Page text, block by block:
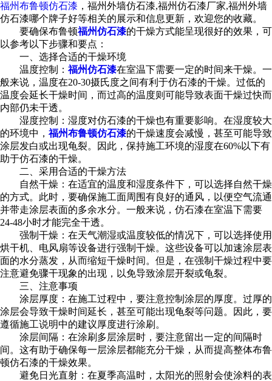
福州布鲁顿仿石漆 ，福州外墙仿石漆,福州仿石漆厂家,福州外墙
仿石漆哪个牌子好等相关的展示和信息更新，欢迎您的收藏。
要确保布鲁顿福州仿石漆的干燥方式能呈现很好的效果，可
以参考以下步骤和要点：
一、选择合适的干燥环境
温度控制：福州仿石漆在室温下需要一定的时间来干燥。一
般来说，温度在20-30摄氏度之间有利于仿石漆的干燥。过低的
温度会延长干燥时间，而过高的温度则可能导致表面干燥过快而
内部仍未干透。
湿度控制：湿度对仿石漆的干燥也有重要影响。在湿度较大
的环境中，福州布鲁顿仿石漆的干燥速度会减慢，甚至可能导致
涂层发白或出现龟裂。因此，保持施工环境的湿度在60%以下有
助于仿石漆的干燥。
二、采用合适的干燥方法
自然干燥：在适宜的温度和湿度条件下，可以选择自然干燥
的方式。此时，要确保施工面周围有良好的通风，以便空气流通
并带走涂层表面的多余水分。一般来说，仿石漆在室温下需要
24-48小时才能完全干透。
强制干燥：在天气潮湿或温度较低的情况下，可以选择使用
烘干机、电风扇等设备进行强制干燥。这些设备可以加速涂层表
面的水分蒸发，从而缩短干燥时间。但是，在强制干燥过程中要
注意避免骤干现象的出现，以免导致涂层开裂或龟裂。
三、注意事项
涂层厚度：在施工过程中，要注意控制涂层的厚度。过厚的
涂层会导致干燥时间延长，甚至可能出现龟裂等问题。因此，要
遵循施工说明中的建议厚度进行涂刷。
涂层间隔：在涂刷多层涂层时，要注意留出一定的间隔时
间。这有助于确保每一层涂层都能充分干燥，从而提高整体布鲁
顿仿石漆的干燥效果。
避免日光直射：在夏季高温时，太阳光的照射会使涂料的表